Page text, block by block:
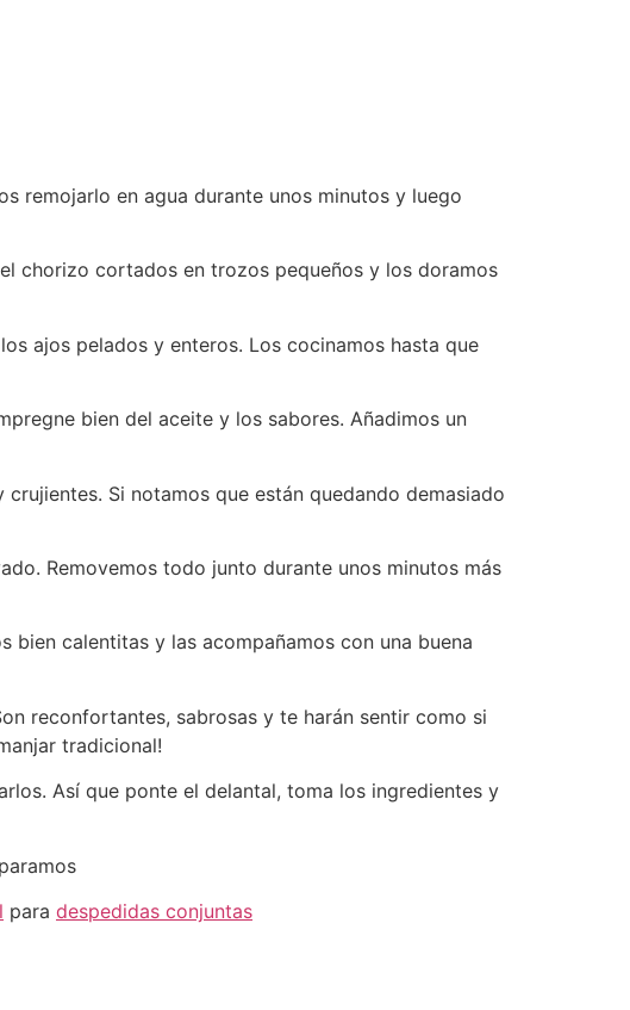
remojarlo en agua durante unos minutos y luego
chorizo cortados en trozos pequeños y los doramos
ajos pelados y enteros. Los cocinamos hasta que
bien del aceite y los sabores. Añadimos un
Si notamos que están quedando demasiado
Removemos todo junto durante unos minutos más
bien calentitas y las acompañamos con una buena
reconfortantes, sabrosas y te harán sentir como si
tradicional!
Así que ponte el delantal, toma los ingredientes y
para despedidas conjuntas